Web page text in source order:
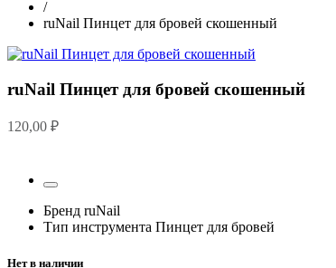
/
ruNail Пинцет для бровей скошенный
ruNail Пинцет для бровей скошенный
120,00 ₽
Бренд ruNail
Тип инструмента Пинцет для бровей
Нет в наличии